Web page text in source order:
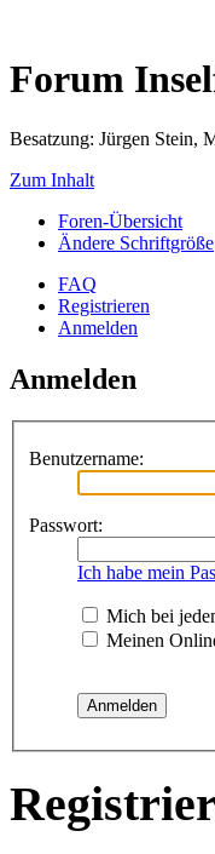
Forum
Besatzung: Jürgen Stein,
Zum Inhalt
Foren-Übersicht
Ändere Schriftgröße
FAQ
Registrieren
Anmelden
Anmelden
Benutzername:
Passwort:
Ich habe mein
Mich bei
Meinen